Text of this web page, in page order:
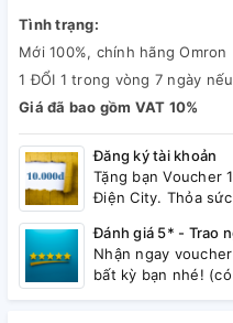
Tình trạng:
Mới 100%, chính hãng Omron
1 ĐỔI 1 trong vòng 7 ngày
Giá đã bao gồm VAT 10%
Đăng ký tài khoản
Tặng bạn Voucher
Điện City. Thỏa
Đánh giá 5* - Trao
Nhận ngay
bất kỳ bạn nhé!